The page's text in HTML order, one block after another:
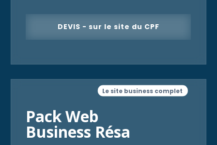
DEVIS - sur le site du CPF
Le site business complet
Pack Web
Business Résa